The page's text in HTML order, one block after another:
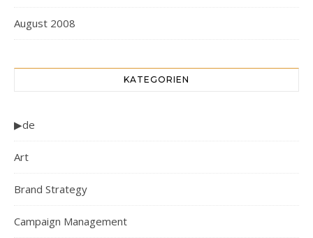
August 2008
KATEGORIEN
▶de
Art
Brand Strategy
Campaign Management